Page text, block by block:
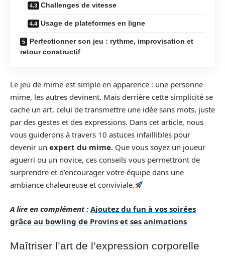
Challenges de vitesse
Usage de plateformes en ligne
Perfectionner son jeu : rythme, improvisation et
retour constructif
Le jeu de mime est simple en apparence : une personne
mime, les autres devinent. Mais derrière cette simplicité se
cache un art, celui de transmettre une idée sans mots, juste
par des gestes et des expressions. Dans cet article, nous
vous guiderons à travers 10 astuces infaillibles pour
devenir un expert du mime. Que vous soyez un joueur
aguerri ou un novice, ces conseils vous permettront de
surprendre et d’encourager votre équipe dans une
ambiance chaleureuse et conviviale.
A lire en complément : Ajoutez du fun à vos soirées
grâce au bowling de Provins et ses animations
Maîtriser l’art de l’expression corporelle